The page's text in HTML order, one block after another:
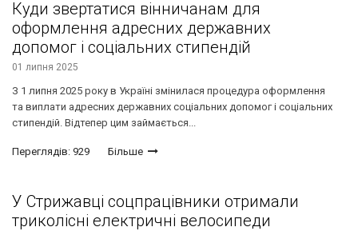
Куди звертатися вінничанам для
оформлення адресних державних
допомог і соціальних стипендій
01 липня 2025
З 1 липня 2025 року в Україні змінилася процедура оформлення
та виплати адресних державних соціальних допомог і соціальних
стипендій. Відтепер цим займається...
Переглядів: 929 Більше
У Стрижавці соцпрацівники отримали
триколісні електричні велосипеди